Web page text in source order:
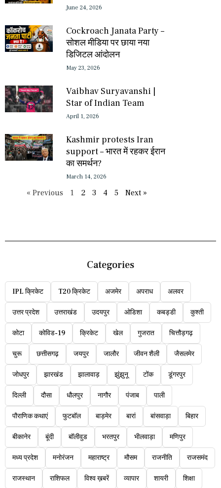
June 24, 2026
Cockroach Janata Party –
सोशल मीडिया पर छाया नया
डिजिटल आंदोलन
May 23, 2026
Vaibhav Suryavanshi |
Star of Indian Team
April 1, 2026
Kashmir protests Iran
support – भारत में रहकर ईरान
का समर्थन?
March 14, 2026
« Previous 1 2 3 4 5 Next »
Categories
IPL क्रिकेट T20 क्रिकेट अजमेर अपराध अलवर
उत्तर प्रदेश उत्तराखंड उदयपुर ओडिशा कबड्डी कुश्ती
कोटा कोविड-19 क्रिकेट खेल गुजरात चित्तौड़गढ़
चुरू छत्तीसगढ़ जयपुर जालौर जीवन शैली जैसलमेर
जोधपुर झारखंड झालावाड़ झुंझुनू टोंक डूंगरपुर
दिल्ली दौसा धौलपुर नागौर पंजाब पाली
पौराणिक कथाएं फुटबॉल बाड़मेर बारां बांसवाड़ा बिहार
बीकानेर बूंदी बॉलीवुड भरतपुर भीलवाड़ा मणिपुर
मध्य प्रदेश मनोरंजन महाराष्ट्र मौसम राजनीति राजसमंद
राजस्थान राशिफल विश्व ख़बरें व्यापार शायरी शिक्षा